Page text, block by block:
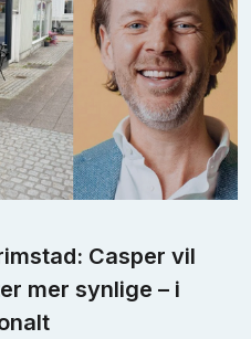
Casper vil
mer synlige – i